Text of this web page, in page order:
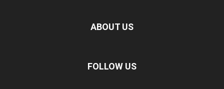
ABOUT US
FOLLOW US